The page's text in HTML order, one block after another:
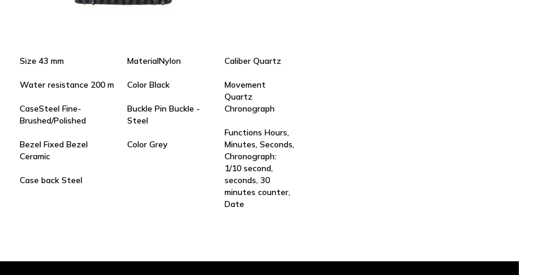
Size 43 mm
Water resistance 200 m
CaseSteel Fine-
Brushed/Polished
Bezel Fixed Bezel
Ceramic
Case back Steel
MaterialNylon
Color Black
Buckle Pin Buckle -
Steel
Color Grey
Caliber Quartz
Movement
Quartz
Chronograph
Functions Hours,
Minutes, Seconds,
Chronograph:
1/10 second,
seconds, 30
minutes counter,
Date